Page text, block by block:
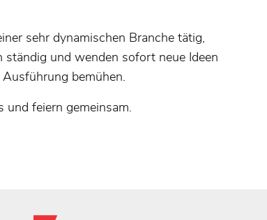
sehr dynamischen Branche tätig,
und wenden sofort neue Ideen
bemühen.
und feiern gemeinsam.